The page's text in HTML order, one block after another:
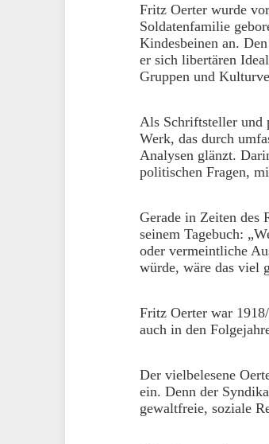
Fritz Oerter wurde
Soldatenfamilie
Kindesbeinen an.
er sich libertären
Gruppen und
Als Schriftsteller und
Werk, das durch
Analysen glänzt.
politischen Fragen,
Gerade in Zeiten des
seinem Tagebuch:
oder vermeintliche
würde, wäre das viel
Fritz Oerter war
auch in den
Der vielbelesene
ein. Denn der
gewaltfreie, soziale